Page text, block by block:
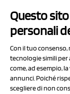
Questo
personali
Con il tuo
tecnologie simili per
come, ad esempio,
annunci. Poiché
scegliere di non